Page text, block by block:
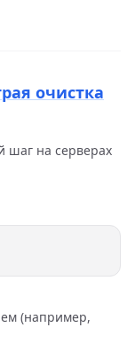
очистка
шаг на серверах
(например,